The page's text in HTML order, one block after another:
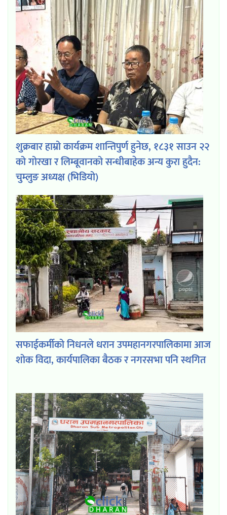
शुक्रबार हाम्रो कार्यक्रम शान्तिपुर्ण हुनेछ, १८३१ साउन २२
को गोरखा र लिम्बूवानको सन्धीबाहेक अन्य कुरा हुदैन:
चुम्लुङ अध्यक्ष (भिडियो)
सफाईकर्मीको निधनले धरान उपमहानगरपालिकामा आज
शोक विदा, कार्यपालिका बैठक र नगरसभा पनि स्थगित